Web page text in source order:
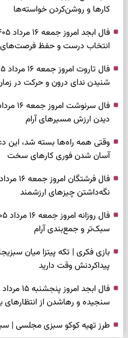
کارها و روشن‌کردن خواسته‌ها
انتخاب درست و حفظ فرصت‌های
شنیدن ندای درون و حرکت در
دیدن ارزش مسیرهای آرام
وقتی همه راه‌ها بسته شد، این
آسان شدن فوری کارهای سخت
نگه‌داشتن چیزهای ارزشمند
سبک‌تر و جمع‌بندی آرام
پیداکردنش وقت دارید
سنجیده و رهاشدن از انتظارهای
طرز تهیه کوکو سبزی مجلسی |